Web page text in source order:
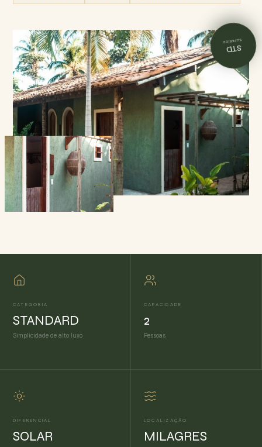
STD
SUPERIOR
CATEGORIA
STANDARD
Simplicidade de alto luxo
CAPACIDADE
2
Pessoas
DIFERENCIAL
SOLAR
LOCALIZAÇÃO
MILAGRES